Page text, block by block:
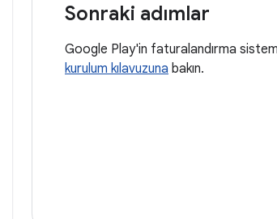
Sonraki adımlar
Google Play'in faturalandırma
kurulum kılavuzuna bakın.